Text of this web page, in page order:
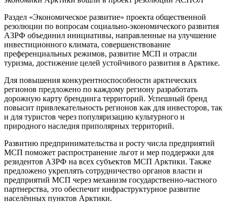
Раздел «Экономическое развитие» проекта общественной
резолюции по вопросам социально-экономического развития
АЗРФ объединил инициативы, направленные на улучшение
инвестиционного климата, совершенствование
преференциальных режимов, развитие МСП и отрасли
туризма, достижение целей устойчивого развития в Арктике.
Для повышения конкурентноспособности арктических
регионов предложено по каждому региону разработать
дорожную карту брендинга территорий. Успешный бренд
повысит привлекательность регионов как для инвесторов, так
и для туристов через популяризацию культурного и
природного наследия приполярных территорий.
Развитию предпринимательства и росту числа предприятий
МСП поможет распространение льгот и мер поддержки для
резидентов АЗРФ на всех субъектов МСП Арктики. Также
предложено укреплять сотрудничество органов власти и
предприятий МСП через механизм государственно-частного
партнерства, это обеспечит инфраструктурное развитие
населённых пунктов Арктики.